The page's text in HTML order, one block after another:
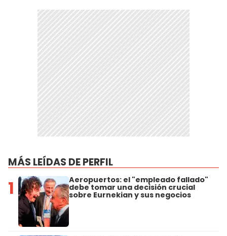
MÁS LEÍDAS DE PERFIL
1 Aeropuertos: el "empleado fallado"
debe tomar una decisión crucial
sobre Eurnekian y sus negocios